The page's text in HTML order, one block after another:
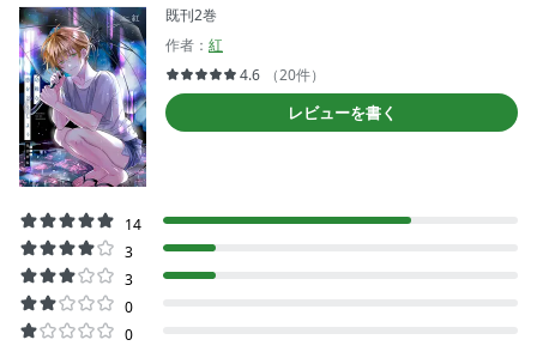
既刊2巻
作者： 紅
4.6
（20件）
レビューを書く
14
3
3
0
0